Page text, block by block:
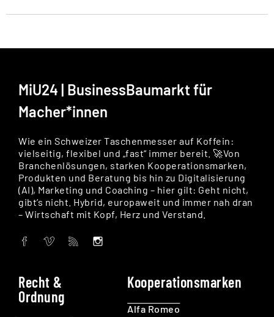
MiU24 | BusinessBaumarkt für
Macher*innen
Wie ein Schweizer Taschenmesser auf Koffein:
vielseitig, flexibel und „fast“ immer bereit. 🚀Von
Branchenlösungen, starken Kooperationsmarken,
Produkten und Beratung bis hin zu Digitalisierung
(AI), Marketing und Coaching – hier gilt: Geht nicht,
gibt’s nicht. Hybrid, europaweit und immer nah dran
– Wirtschaft mit Kopf, Herz und Verstand.
Recht &
Ordnung
Kooperationsmarken
Alfa Romeo